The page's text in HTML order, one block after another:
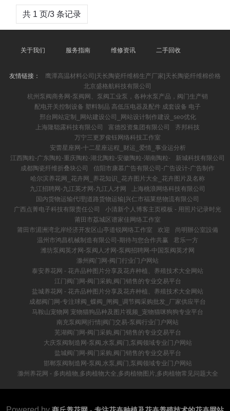
共 1 页/3 条记录
关于我们 服务指南 维修资讯 二手回收
友情链接：
鹰潭高温材料公司|天长陶瓷纤维棉生产厂家|天长陶瓷纤维棉价格
北京盛格航科技有限公司
杭州泵阀商务网-泵阀网、泵阀工业泵，各种水泵产品，阀门生产销
配电开关控制设备 塑料制品 高低压电器及配件 成套设备 电子
邢台网站定制_网站建设公司_网站设计制作建设_seo优化
上海隆聪露科技有限公司
富德投资集团有限公司
齐邦科技
万宁三更罗俊钰网络科技工作室
安蕾星座网-十二星座运程_财运_爱情_事业运分析
江西陶粒-广东陶粒-重庆陶粒-湖北陶粒-安徽陶粒-湖南陶粒-
新城科技有限公司
成都陶瓷纤维折叠块公司
信阳市康慕广告有限公司-广告设计-广告制作
哈尔滨养花网_花卉网_养花知识_花卉图片大全_花卉图片及名称
九江招聘网-九江英才网-九江人才网
上海桃浪网络科技有限公司
国内货物运输代理|道路货物运输|兴仁市福莱慈物流有限公司
广西点菁电子科技有限责任公司
小清新个人博客主页模板 - 用照片记录时光
莆田市荔城区谱家佳网络工作室
莆田市湄洲湾北岸经济开发区山亭道锐网络工作室
欢迎
尚明辦公室設備
温州市鸿昌机械制造有限公司-期待与您合作共赢
君乐一方
潍坊泵阀英才网-泵阀人才网-泵阀招聘网-中国泵阀英才网
滁州阀门网-阀门行业门户网站
泰安养花网 - 花卉品种图片分享及花卉种植、养殖技术大全网站
江门阀门网-阀门采购,阀门销售的专业交易平台
盐城养花网 - 花卉品种图片分享及花卉种植、养殖技术大全网站
成都阀门网-专注球阀_蝶阀_闸阀_调节阀采购批发_厂家供应平台
马鞍山宠物网 宠物猫狗品种及图片视频_宠物猫咪狗狗专业平台
南充泵阀网|行情|阀门交易-泵阀行业门户网站
芜湖阀门网-阀门采购,阀门销售的专业交易平台
大庆泵阀制造网-泵阀,水泵,阀门,泵阀领域专业门户网站
盐城阀门网-阀门采购,阀门销售的专业交易平台
邯郸泵阀制造网-泵阀,水泵,阀门,泵阀领域专业门户网站
滁州养花网 - 多肉植物,多肉植物大全,多肉植物图片,多肉植物常见问题大全